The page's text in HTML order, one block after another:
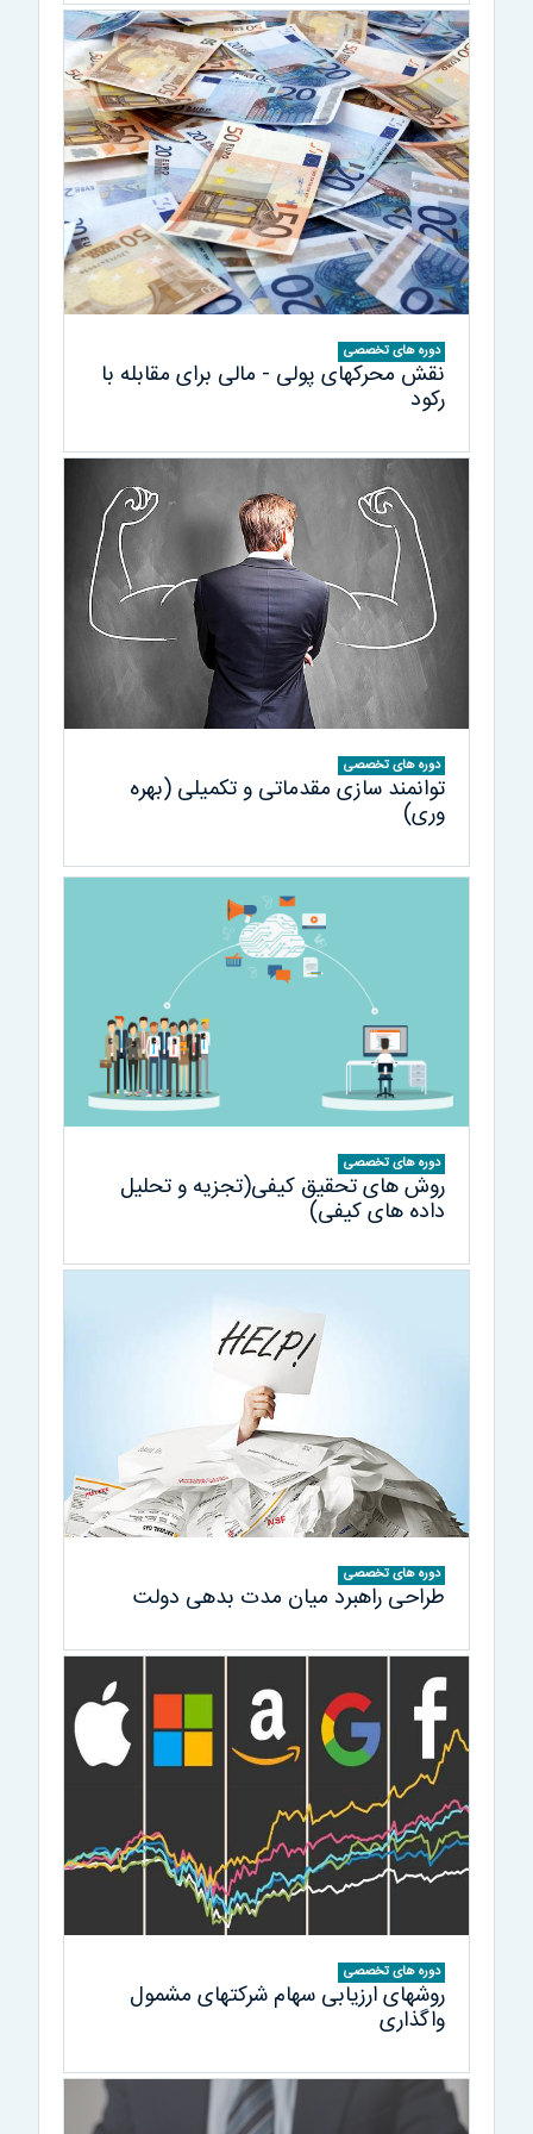
دوره های تخصصی
نقش محركهای پولی - مالی برای مقابله با
ركود
دوره های تخصصی
توانمند سازی مقدماتی و تکمیلی (بهره
وری)
دوره های تخصصی
روش های تحقیق کیفی(تجزیه و تحلیل
داده های کیفی)
دوره های تخصصی
طراحی راهبرد میان مدت بدهی دولت
دوره های تخصصی
روشهای ارزیابی سهام شرکتهای مشمول
واگذاری